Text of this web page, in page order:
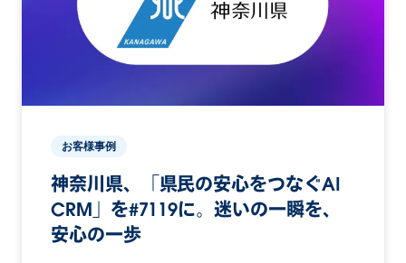
お客様事例
神奈川県、「県民の安心をつなぐAI
CRM」を#7119に。迷いの一瞬を、
安心の一歩